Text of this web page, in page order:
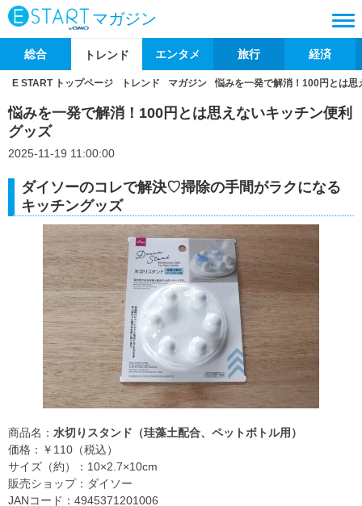
マガジン
総合 トレンド エンタメ 旅行 経済
E START トップページ トレンド マガジン 悩みを一発で解消！100円とは思
悩みを一発で解消！100円とは思えないキッチン便利
グッズ
2025-11-19 11:00:00
ダイソーのコレで解決♡掃除の手間がラクになる
キッチングッズ
商品名： 水切りスタンド（珪藻土配合、ペットボトル用）
価格：￥110（税込）
サイズ（約）：10×2.7×10cm
販売ショップ：ダイソー
JANコード：4945371201006